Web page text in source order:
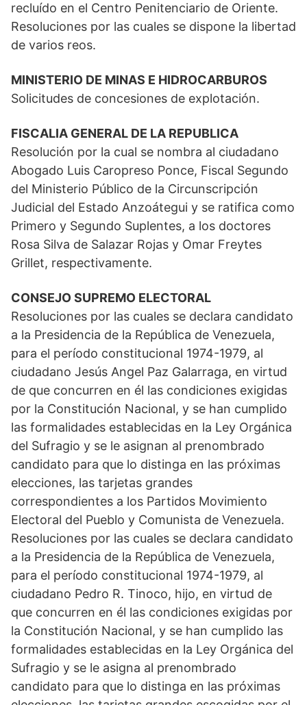
recluído en el Centro Penitenciario de Oriente.
Resoluciones por las cuales se dispone la libertad
de varios reos.
MINISTERIO DE MINAS E HIDROCARBUROS
Solicitudes de concesiones de explotación.
FISCALIA GENERAL DE LA REPUBLICA
Resolución por la cual se nombra al ciudadano
Abogado Luis Caropreso Ponce, Fiscal Segundo
del Ministerio Público de la Circunscripción
Judicial del Estado Anzoátegui y se ratifica como
Primero y Segundo Suplentes, a los doctores
Rosa Silva de Salazar Rojas y Omar Freytes
Grillet, respectivamente.
CONSEJO SUPREMO ELECTORAL
Resoluciones por las cuales se declara candidato
a la Presidencia de la República de Venezuela,
para el período constitucional 1974-1979, al
ciudadano Jesús Angel Paz Galarraga, en virtud
de que concurren en él las condiciones exigidas
por la Constitución Nacional, y se han cumplido
las formalidades establecidas en la Ley Orgánica
del Sufragio y se le asignan al prenombrado
candidato para que lo distinga en las próximas
elecciones, las tarjetas grandes
correspondientes a los Partidos Movimiento
Electoral del Pueblo y Comunista de Venezuela.
Resoluciones por las cuales se declara candidato
a la Presidencia de la República de Venezuela,
para el período constitucional 1974-1979, al
ciudadano Pedro R. Tinoco, hijo, en virtud de
que concurren en él las condiciones exigidas por
la Constitución Nacional, y se han cumplido las
formalidades establecidas en la Ley Orgánica del
Sufragio y se le asigna al prenombrado
candidato para que lo distinga en las próximas